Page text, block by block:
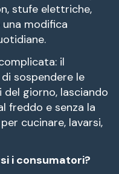
stufe elettriche,
modifica
il
sospendere le
giorno, lasciando
freddo e senza la
cucinare, lavarsi,
i consumatori?